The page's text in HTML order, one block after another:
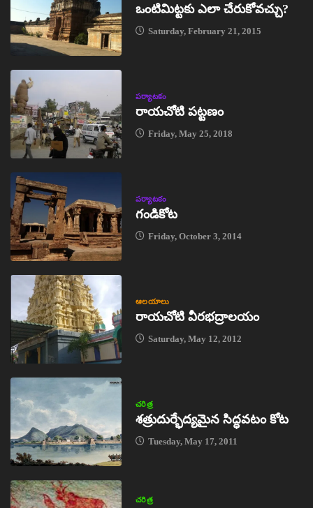
ఒంటిమిట్టకు ఎలా చేరుకోవచ్చు?
Saturday, February 21, 2015
పర్యాటకం
రాయచోటి పట్టణం
Friday, May 25, 2018
పర్యాటకం
గండికోట
Friday, October 3, 2014
ఆలయాలు
రాయచోటి వీరభద్రాలయం
Saturday, May 12, 2012
చరిత్ర
శత్రుదుర్భేద్యమైన సిద్ధవటం కోట
Tuesday, May 17, 2011
చరిత్ర